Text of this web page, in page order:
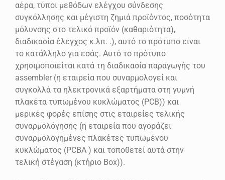
αέρα, τύποι μεθόδων ελέγχου σύνδεσης
συγκόλλησης και μέγιστη ζημιά προϊόντος, ποσότητα
μόλυνσης στο τελικό προϊόν (καθαριότητα),
διαδικασία έλεγχος κ.λπ. .), αυτό το πρότυπο είναι
το κατάλληλο για εσάς. Αυτό το πρότυπο
χρησιμοποιείται κατά τη διαδικασία παραγωγής του
assembler (η εταιρεία που συναρμολογεί και
συγκολλά τα ηλεκτρονικά εξαρτήματα στη γυμνή
πλακέτα τυπωμένου κυκλώματος (PCB)) και
μερικές φορές επίσης στις εταιρείες τελικής
συναρμολόγησης (η εταιρεία που αγοράζει
συναρμολογημένες πλακέτες τυπωμένου
κυκλώματος (PCBA ) και τοποθετεί αυτά στην
τελική στέγαση (κτήριο Box)).